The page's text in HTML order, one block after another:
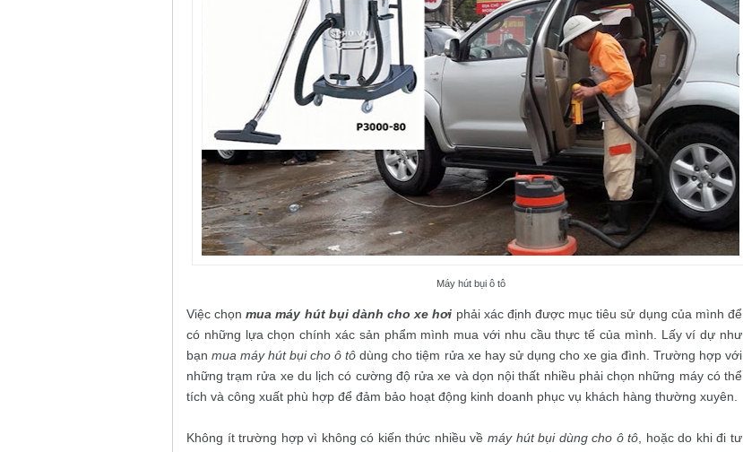
Máy hút bụi ô tô
Việc chọnmua máy hút bụi dành cho xe hơi phải xác định được mục tiêu sử dụng của mình để
có những lựa chọn chính xác sản phẩm mình mua với nhu cầu thực tế của mình. Lấy ví dự như
bạnmua máy hút bụi cho ô tô dùng cho tiệm rửa xe hay sử dụng cho xe gia đình. Trường hợp với
những trạm rửa xe du lịch có cường độ rửa xe và dọn nội thất nhiều phải chọn những máy có thể
tích và công xuất phù hợp để đảm bảo hoạt động kinh doanh phục vụ khách hàng thường xuyên.
Không ít trường hợp vì không có kiến thức nhiều về máy hút bụi dùng cho ô tô, hoặc do khi đi tư